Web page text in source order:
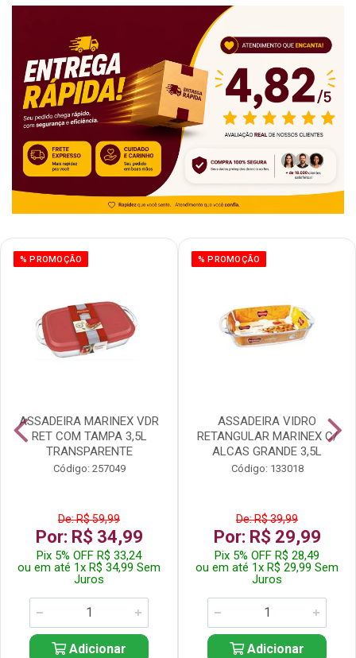
% PROMOÇÃO
ASSADEIRA MARINEX VDR
RET COM TAMPA 3,5L
TRANSPARENTE
Código: 257049
De: R$ 59,99
Por: R$ 34,99
Pix 5% OFF R$ 33,24
ou em até 1x R$ 34,99 Sem
Juros
Adicionar
% PROMOÇÃO
ASSADEIRA VIDRO
RETANGULAR MARINEX C/
ALCAS GRANDE 3,5L
Código: 133018
De: R$ 39,99
Por: R$ 29,99
Pix 5% OFF R$ 28,49
ou em até 1x R$ 29,99 Sem
Juros
Adicionar